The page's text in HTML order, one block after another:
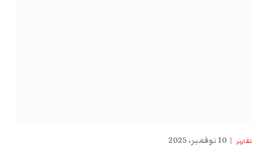
تقارير 10 نوفمبر، 2025